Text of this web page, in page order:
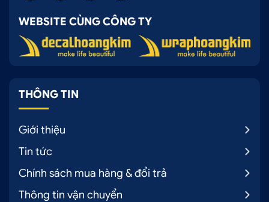
WEBSITE CÙNG CÔNG TY
THÔNG TIN
Giới thiệu
Tin tức
Chính sách mua hàng & đổi trả
Thông tin vận chuyển